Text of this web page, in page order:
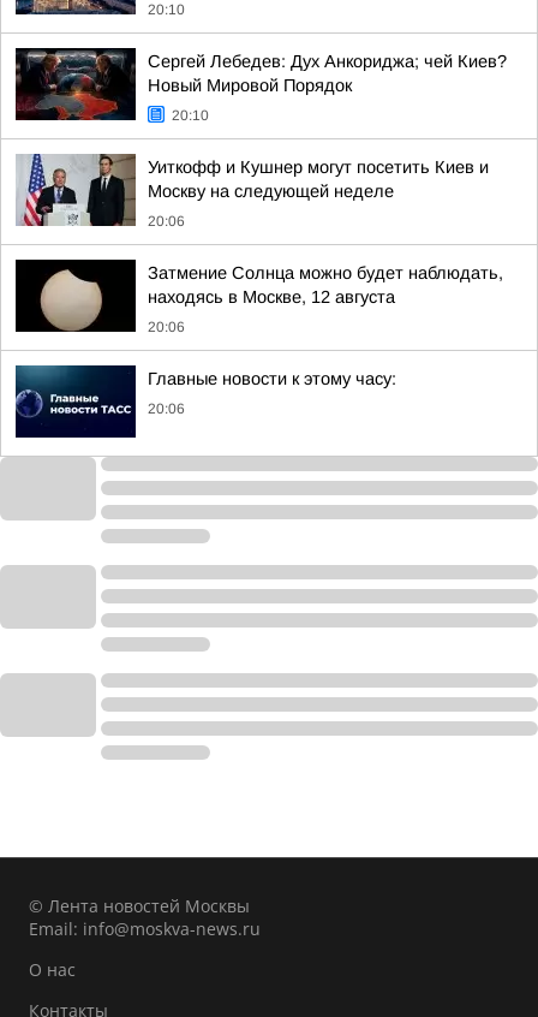
20:10
Сергей Лебедев: Дух Анкориджа; чей Киев?
Новый Мировой Порядок
20:10
Уиткофф и Кушнер могут посетить Киев и
Москву на следующей неделе
20:06
Затмение Солнца можно будет наблюдать,
находясь в Москве, 12 августа
20:06
Главные новости к этому часу:
20:06
© Лента новостей Москвы
Email: info@moskva-news.ru
О нас
Контакты